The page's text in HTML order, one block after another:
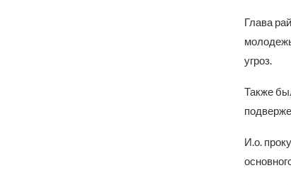
Глава
угроз.
Также
И.о.